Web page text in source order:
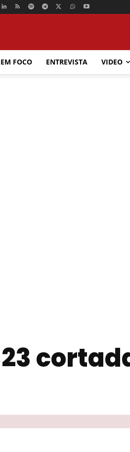
EM FOCO ENTREVISTA VIDEO